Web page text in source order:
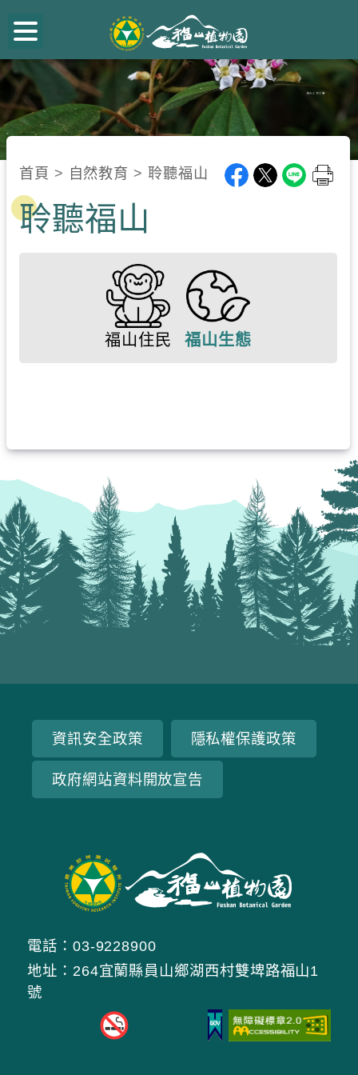
到
主
要
內
容
區
:::
首頁 > 自然教育 > 聆聽福山
聆聽福山
福山住民 福山生態
資訊安全政策 隱私權保護政策
政府網站資料開放宣告
電話：03-9228900
地址：264宜蘭縣員山鄉湖西村雙埤路福山1
號